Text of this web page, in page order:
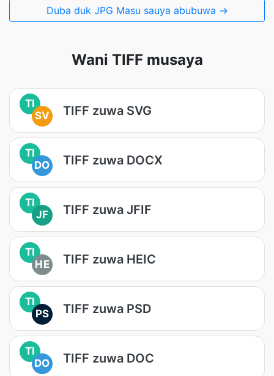
Duba duk JPG Masu sauya abubuwa →
Wani TIFF musaya
TI
SV
TIFF zuwa SVG
TI
DO
TIFF zuwa DOCX
TI
JF
TIFF zuwa JFIF
TI
HE
TIFF zuwa HEIC
TI
PS
TIFF zuwa PSD
TI
DO
TIFF zuwa DOC